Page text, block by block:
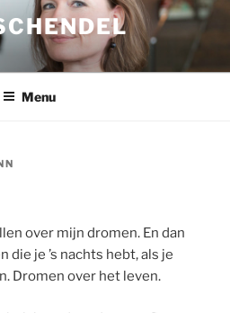
Menu
over mijn dromen. En dan
die je ’s nachts hebt, als je
Dromen over het leven.